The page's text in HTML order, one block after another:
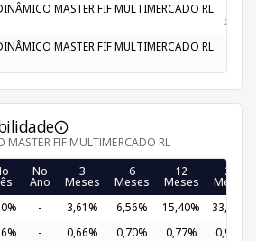
MASTER FIF MULTIMERCADO RL
MASTER FIF MULTIMERCADO RL
MASTER FIF MULTIMERCADO RL
No
Ano
3
Meses
6
Meses
12
Meses
24
Meses
- 3,61% 6,56% 15,40%
33,31%
- 0,66% 0,70% 0,77%
0,97%